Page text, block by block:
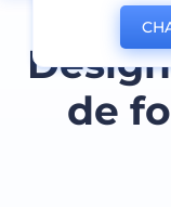
de